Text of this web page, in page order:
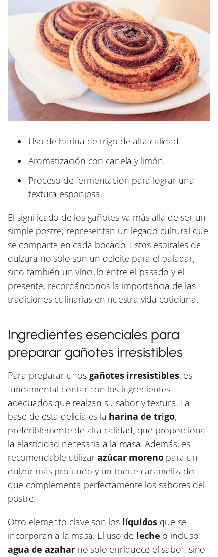
Uso de harina de trigo de alta calidad.
Aromatización con canela y limón.
Proceso de fermentación para lograr una
textura esponjosa.
El significado de los gañotes va más allá de ser un
simple postre; representan un legado cultural que
se comparte en cada bocado. Estos espirales de
dulzura no solo son un deleite para el paladar,
sino también un vínculo entre el pasado y el
presente, recordándonos la importancia de las
tradiciones culinarias en nuestra vida cotidiana.
Ingredientes esenciales para
preparar gañotes irresistibles
Para preparar unos gañotes irresistibles, es
fundamental contar con los ingredientes
adecuados que realzan su sabor y textura. La
base de esta delicia es la harina de trigo,
preferiblemente de alta calidad, que proporciona
la elasticidad necesaria a la masa. Además, es
recomendable utilizar azúcar moreno para un
dulzor más profundo y un toque caramelizado
que complementa perfectamente los sabores del
postre.
Otro elemento clave son los líquidos que se
incorporan a la masa. El uso de leche o incluso
agua de azahar no solo enriquece el sabor, sino